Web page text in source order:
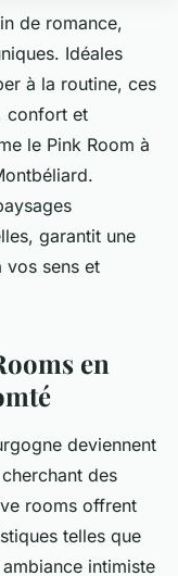
de romance,
Idéales
à la routine, ces
confort et
le Pink Room à
garantit une
vos sens et
en
deviennent
des
rooms offrent
telles que
intimiste